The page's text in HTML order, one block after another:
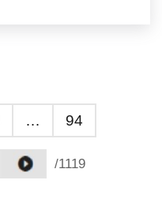
… 94
/1119